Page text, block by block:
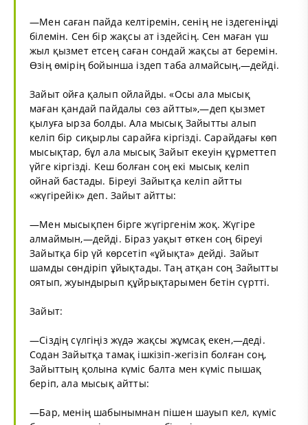
—Мен саған пайда келтіремін, сенің не іздегеніңді
білемін. Сен бір жақсы ат іздейсің. Сен маған үш
жыл қызмет етсең саған сондай жақсы ат беремін.
Өзің өмірің бойынша іздеп таба алмайсың,—дейді.
Зайыт ойға қалып ойлайды. «Осы ала мысық
маған қандай пайдалы сөз айтты»,—деп қызмет
қылуға ырза болды. Ала мысық Зайытты алып
келіп бір сиқырлы сарайға кіргізді. Сарайдағы көп
мысықтар, бұл ала мысық Зайыт екеуін құрметтеп
үйге кіргізді. Кеш болған соң екі мысық келіп
ойнай бастады. Біреуі Зайытқа келіп айтты
«жүгірейік» деп. Зайыт айтты:
—Мен мысықпен бірге жүгіргенім жоқ. Жүгіре
алмаймын,—дейді. Біраз уақыт өткен соң біреуі
Зайытқа бір үй көрсетіп «ұйықта» дейді. Зайыт
шамды сөндіріп ұйықтады. Таң атқан соң Зайытты
оятып, жуындырып құйрықтарымен бетін сүртті.
Зайыт:
—Сіздің сүлгіңіз жүдә жақсы жұмсақ екен,—деді.
Содан Зайытқа тамақ ішкізіп-жегізіп болған соң,
Зайыттың қолына күміс балта мен күміс пышақ
беріп, ала мысық айтты:
—Бар, менің шабынымнан пішен шауып кел, күміс